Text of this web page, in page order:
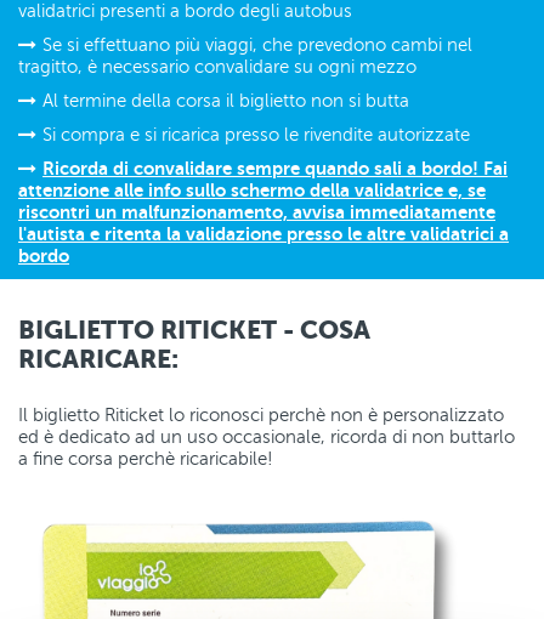
validatrici presenti a bordo degli autobus
Se si effettuano più viaggi, che prevedono cambi nel
tragitto, è necessario convalidare su ogni mezzo
Al termine della corsa il biglietto non si butta
Si compra e si ricarica presso le rivendite autorizzate
Ricorda di convalidare sempre quando sali a bordo! Fai
attenzione alle info sullo schermo della validatrice e, se
riscontri un malfunzionamento, avvisa immediatamente
l'autista e ritenta la validazione presso le altre validatrici a
bordo
BIGLIETTO RITICKET - COSA
RICARICARE:
Il biglietto Riticket lo riconosci perchè non è personalizzato
ed è dedicato ad un uso occasionale, ricorda di non buttarlo
a fine corsa perchè ricaricabile!